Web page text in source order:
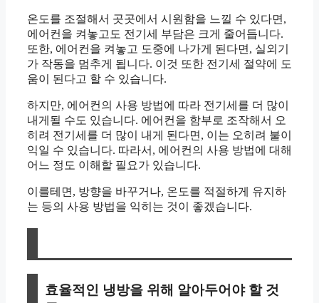
온도를 조절해서 곳곳에서 시원함을 느낄 수 있다면,
에어컨을 켜놓고도 전기세 부담은 크게 줄어듭니다.
또한, 에어컨을 켜놓고 도중에 나가게 된다면, 실외기
가 작동을 멈추게 됩니다. 이것 또한 전기세 절약에 도
움이 된다고 할 수 있습니다.
하지만, 에어컨의 사용 방법에 따라 전기세를 더 많이
내게될 수도 있습니다. 에어컨을 함부로 조작해서 오
히려 전기세를 더 많이 내게 된다면, 이는 오히려 불이
익일 수 있습니다. 따라서, 에어컨의 사용 방법에 대해
어느 정도 이해할 필요가 있습니다.
이를테면, 방향을 바꾸거나, 온도를 적절하게 유지하
는 등의 사용 방법을 익히는 것이 좋겠습니다.
효율적인 냉방을 위해 알아두어야 할 것